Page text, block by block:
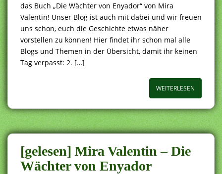
das Buch „Die Wächter von Enyador“ von Mira
Valentin! Unser Blog ist auch mit dabei und wir freuen
uns schon, euch die Geschichte etwas näher
vorstellen zu können! Hier findet ihr schon mal alle
Blogs und Themen in der Übersicht, damit ihr keinen
Tag verpasst: 2. […]
WEITERLESEN
[gelesen] Mira Valentin – Die
Wächter von Enyador